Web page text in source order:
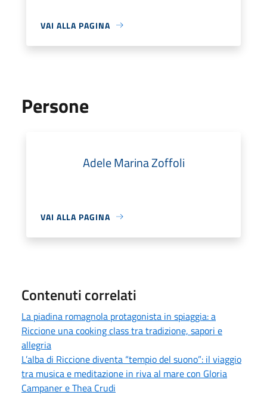
VAI ALLA PAGINA
Persone
Adele Marina Zoffoli
VAI ALLA PAGINA
Contenuti correlati
La piadina romagnola protagonista in spiaggia: a
Riccione una cooking class tra tradizione, sapori e
allegria
L’alba di Riccione diventa “tempio del suono”: il viaggio
tra musica e meditazione in riva al mare con Gloria
Campaner e Thea Crudi